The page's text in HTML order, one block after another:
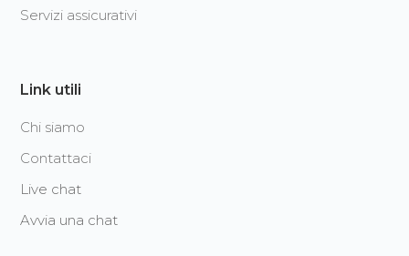
Servizi assicurativi
Link utili
Chi siamo
Contattaci
Live chat
Avvia una chat